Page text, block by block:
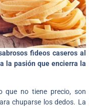
fideos caseros al
la pasión que encierra la
que no tiene precio, son
chuparse los dedos. La